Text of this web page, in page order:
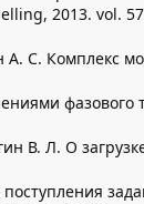
2013. vol.
С. Комплекс
фазового
В. Л. О